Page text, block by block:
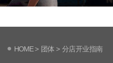
HOME> 团体 > 分店开业指南